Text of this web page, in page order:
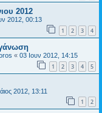
2012
2012, 00:13
1 2 3 4
« 03 Ιουν 2012, 14:15
1 2 3 4 5
2012, 13:11
1 2